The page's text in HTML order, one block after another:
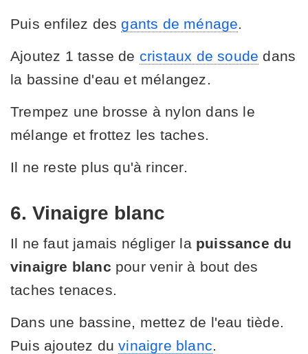
Puis enfilez desgants de ménage
Ajoutez 1 tasse de cristaux de soude dans
la bassine d'eau et mélangez.
Trempez une brosse à nylon dans le
mélange et frottez les taches.
Il ne reste plus qu'à rincer.
6. Vinaigre blanc
Il ne faut jamais négliger la puissance du
vinaigre blanc pour venir à bout des
taches tenaces.
Dans une bassine, mettez de l'eau tiède.
Puis ajoutez duvinaigre blanc